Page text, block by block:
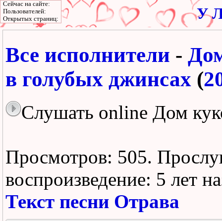
У
Все исполнители -
в голубых джинсах (
Слушать online Дом
Просмотров: 505.
воспроизведение: 5 лет
Текст песни Отрава
Сейчас на сайте:
Пользователей:
Открытых страниц: